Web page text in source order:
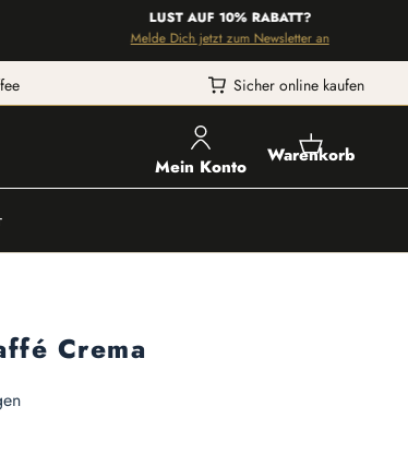
LUST AUF 10% RABATT?
Melde Dich jetzt zum Newsletter an
Sicher online kaufen
Mein Konto Warenkorb
Crema
4.97 von 5 Sternen